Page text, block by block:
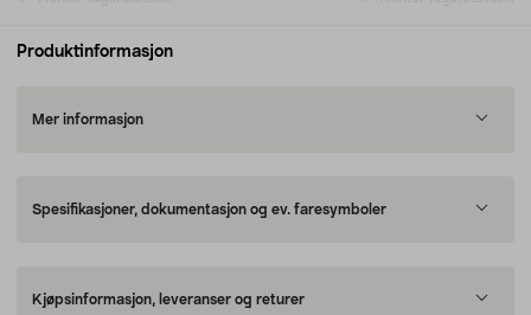
Produktinformasjon
Mer informasjon
Spesifikasjoner, dokumentasjon og ev. faresymboler
Kjøpsinformasjon, leveranser og returer